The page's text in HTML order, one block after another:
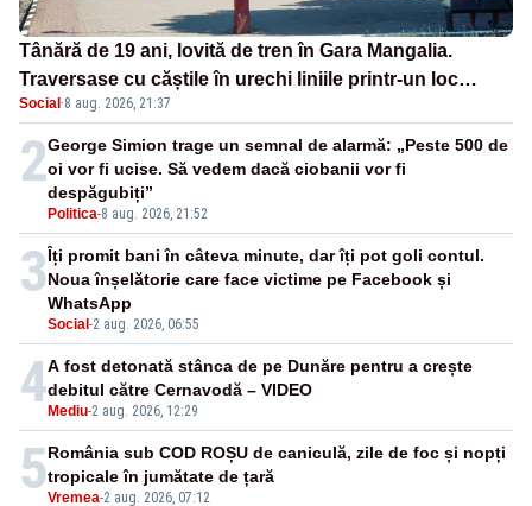
Tânără de 19 ani, lovită de tren în Gara Mangalia.
Traversase cu căștile în urechi liniile printr-un loc
nepermis
Social ·8 aug. 2026, 21:37
2
Politica-8 aug. 2026, 21:52
George Simion trage un semnal de alarmă: „Peste 500 de
oi vor fi ucise. Să vedem dacă ciobanii vor fi
despăgubiți”
3
Social -2 aug. 2026, 06:55
Îți promit bani în câteva minute, dar îți pot goli contul.
Noua înșelătorie care face victime pe Facebook și
WhatsApp
4 Mediu-2 aug. 2026, 12:29
A fost detonată stânca de pe Dunăre pentru a crește
debitul către Cernavodă – VIDEO
5Vremea-2 aug. 2026, 07:12
România sub COD ROȘU de caniculă, zile de foc și nopți
tropicale în jumătate de țară